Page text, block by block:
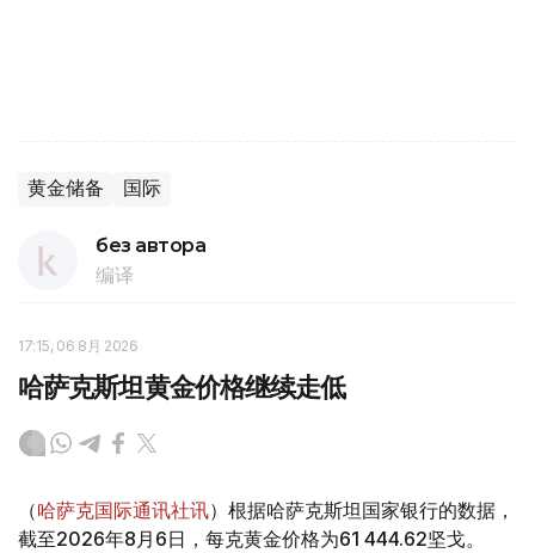
黄金储备 国际
без автора
编译
17:15, 06 8月 2026
哈萨克斯坦黄金价格继续走低
（哈萨克国际通讯社讯）根据哈萨克斯坦国家银行的数据，
截至2026年8月6日，每克黄金价格为61 444.62坚戈。